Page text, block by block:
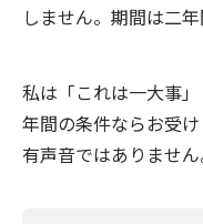
しません。期間は二年
私は「これは一大事
年間の条件ならお受
有声音ではありません